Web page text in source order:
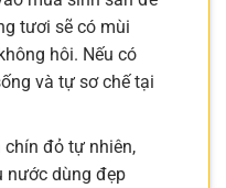
tươi sẽ có mùi
hôi. Nếu có
và tự sơ chế tại
đỏ tự nhiên,
nước dùng đẹp